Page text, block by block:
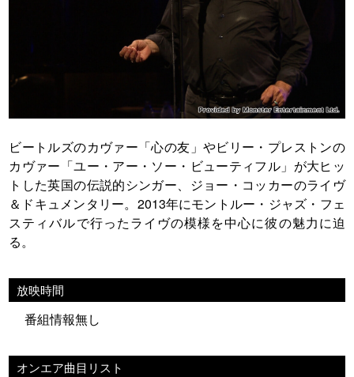
ビートルズのカヴァー「心の友」やビリー・プレストンの
カヴァー「ユー・アー・ソー・ビューティフル」が大ヒッ
トした英国の伝説的シンガー、ジョー・コッカーのライヴ
＆ドキュメンタリー。2013年にモントルー・ジャズ・フェ
スティバルで行ったライヴの模様を中心に彼の魅力に迫
る。
放映時間
番組情報無し
オンエア曲目リスト